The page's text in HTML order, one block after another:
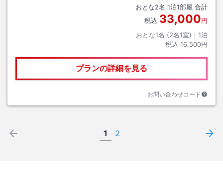
おとな2名 1泊1部屋 合計
税込 33,000円
おとな1名 (2名1室)｜ 1泊
税込 16,500円
プランの詳細を見る
お問い合わせコード
1 2